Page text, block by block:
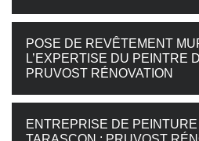
POSE DE REVÊTEMENT
L’EXPERTISE DU PEINTRE
PRUVOST RÉNOVATION
ENTREPRISE DE